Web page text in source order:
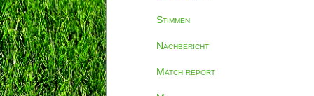
Stimmen
Nachbericht
Match report